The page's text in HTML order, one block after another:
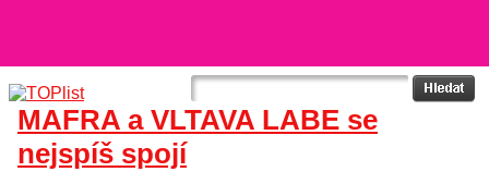
MAFRA a VLTAVA LABE se
nejspíš spojí